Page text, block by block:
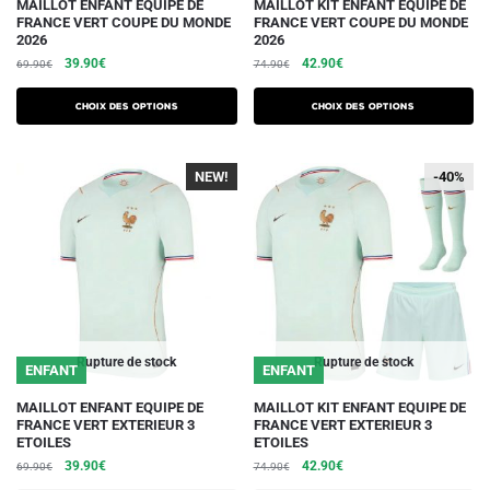
MAILLOT ENFANT EQUIPE DE
FRANCE VERT COUPE DU MONDE
2026
69.90€
Le
initial
était :
39.90€Le
actuel
est :
Choix des options
Ce
produit
a
plusieurs
variations.
produit
MAILLOT KIT ENFANT EQUIPE DE
FRANCE VERT COUPE DU MONDE
2026
74.90€
Le
initial
était :
42.90€Le
actuel
est :
Choix des options
Ce
produit
a
plusieurs
variations.
peuvent
être
sur
produit
Rupture de stock
-40%
ENFANT
NEW!
MAILLOT ENFANT EQUIPE DE
FRANCE VERT EXTERIEUR 3
ETOILES
69.90€
Le
39.90€Le
Ce
produit
a
Rupture de stock
-40%
ENFANT
-40%
MAILLOT KIT ENFANT EQUIPE DE
FRANCE VERT EXTERIEUR 3
ETOILES
74.90€
Le
42.90€Le
Ce
produit
a